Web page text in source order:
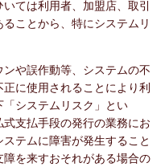
ては利用者、加盟店、取引
ことから、特にシステムリ
や誤作動等、システムの不
に使用されることにより利
システムリスク」とい
支払手段の発行の業務にお
テムに障害が発生すること
を来すおそれがある場合の